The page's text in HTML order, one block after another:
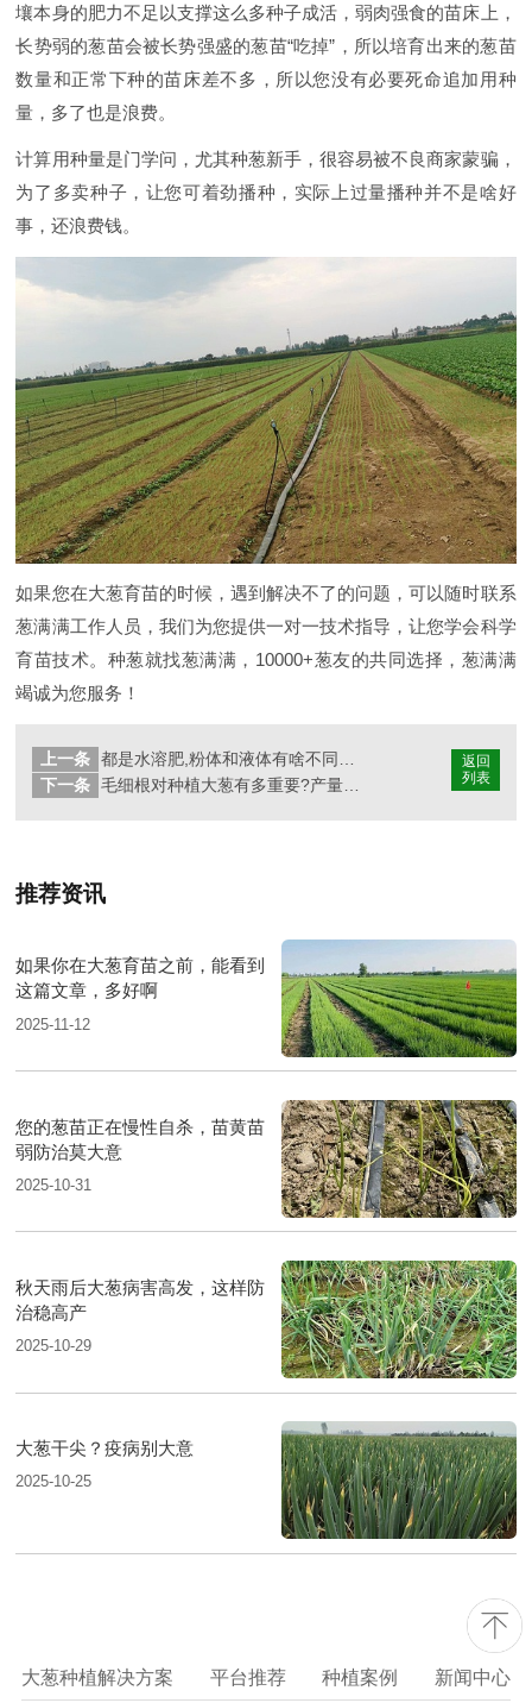
壤本身的肥力不足以支撑这么多种子成活，弱肉强食的苗床上，
长势弱的葱苗会被长势强盛的葱苗“吃掉”，所以培育出来的葱苗
数量和正常下种的苗床差不多，所以您没有必要死命追加用种
量，多了也是浪费。
计算用种量是门学问，尤其种葱新手，很容易被不良商家蒙骗，
为了多卖种子，让您可着劲播种，实际上过量播种并不是啥好
事，还浪费钱。
如果您在大葱育苗的时候，遇到解决不了的问题，可以随时联系
葱满满工作人员，我们为您提供一对一技术指导，让您学会科学
育苗技术。种葱就找葱满满，10000+葱友的共同选择，葱满满
竭诚为您服务！
返回
列表
上一条
下一条
推荐资讯
如果你在大葱育苗之前，能看到
这篇文章，多好啊
2025-11-12
您的葱苗正在慢性自杀，苗黄苗
弱防治莫大意
2025-10-31
秋天雨后大葱病害高发，这样防
治稳高产
2025-10-29
大葱干尖？疫病别大意
2025-10-25
大葱种植解决方案 平台推荐 种植案例 新闻中心